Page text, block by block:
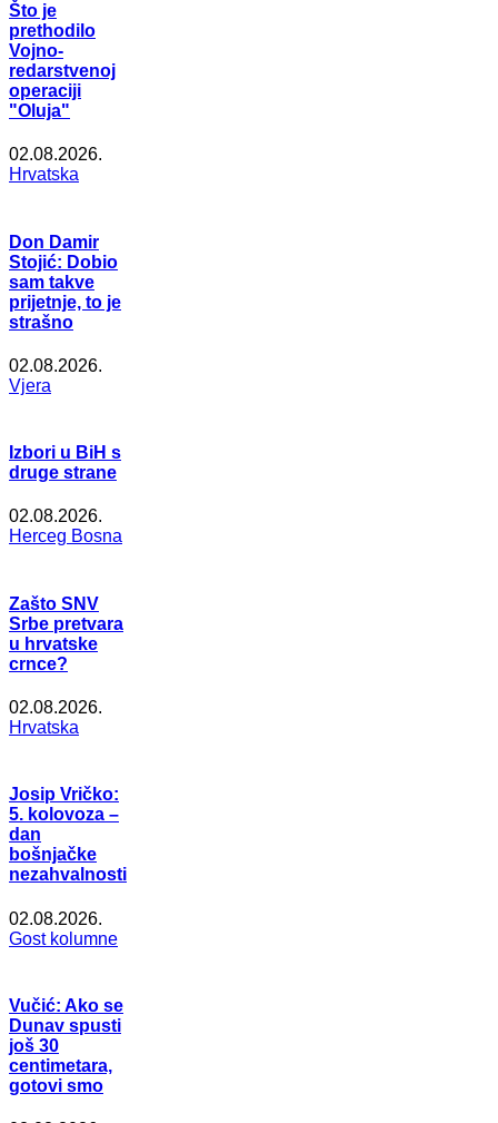
Što je
prethodilo
Vojno-
redarstvenoj
operaciji
"Oluja"
02.08.2026.
Hrvatska
Don Damir
Stojić: Dobio
sam takve
prijetnje, to je
strašno
02.08.2026.
Vjera
Izbori u BiH s
druge strane
02.08.2026.
Herceg Bosna
Zašto SNV
Srbe pretvara
u hrvatske
crnce?
02.08.2026.
Hrvatska
Josip Vričko:
5. kolovoza –
dan
bošnjačke
nezahvalnosti
02.08.2026.
Gost kolumne
Vučić: Ako se
Dunav spusti
još 30
centimetara,
gotovi smo